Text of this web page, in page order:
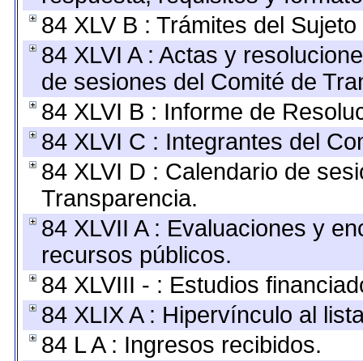
84 XLV B : Trámites del
84 XLVI A : Actas y
de sesiones del Comité de
84 XLVI B : Informe de
84 XLVI C : Integrantes del
84 XLVI D : Calendario de
Transparencia.
84 XLVII A : Evaluaciones y
recursos públicos.
84 XLVIII - : Estudios
84 XLIX A : Hipervínculo al
84 L A : Ingresos recibidos.